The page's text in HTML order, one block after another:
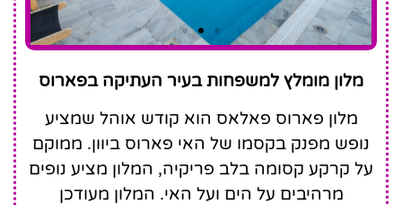
Paros
Palace
מלון מומלץ למשפחות בעיר העתיקה בפארוס
מלון פארוס פאלאס הוא קודש אוהל שמציע
נופש מפנק בקסמו של האי פארוס ביוון. ממוקם
על קרקע קסומה בלב פריקיה, המלון מציע נופים
מרהיבים על הים ועל האי. המלון מעודכן